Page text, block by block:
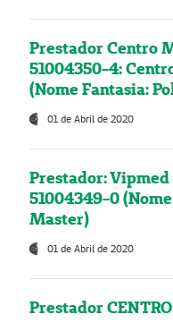
Prestador Centro
51004350-4:
(Nome Fantasia:
01 de Abril de 2020
Prestador:
51004349-0
Master)
01 de Abril de 2020
Prestador